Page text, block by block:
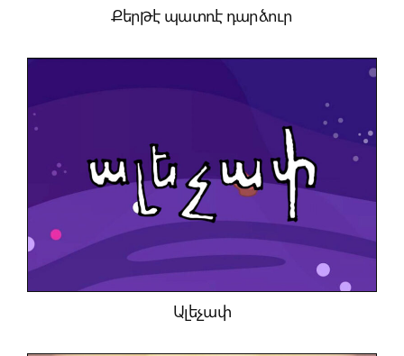
Քերթէ պատռէ դարձուր
Ալեչափ